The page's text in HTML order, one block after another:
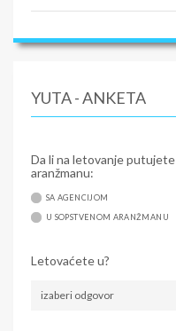
YUTA - ANKETA
Da li na letovanje
aranžmanu:
SA AGENCIJOM
U SOPSTVENOM ARANŽMANU
Letovaćete u?
izaberi odgovor